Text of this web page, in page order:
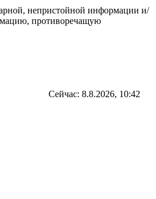
непристойной информации и/
противоречащую
Сейчас: 8.8.2026, 10:42